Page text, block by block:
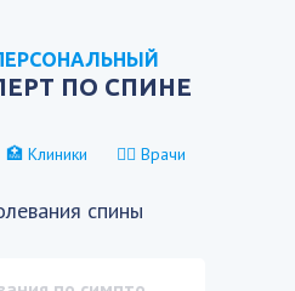
ПО СПИНЕ
🏥 Клиники 👨‍⚕️ Врачи
спины